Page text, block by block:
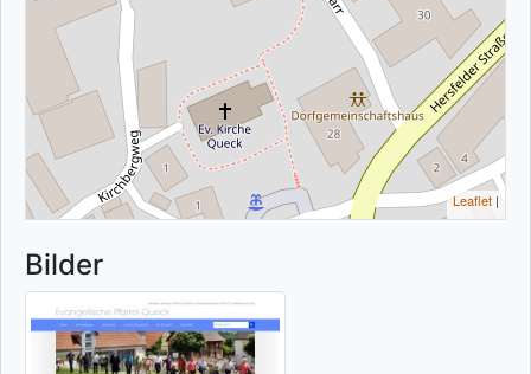
Leaflet |
Bilder